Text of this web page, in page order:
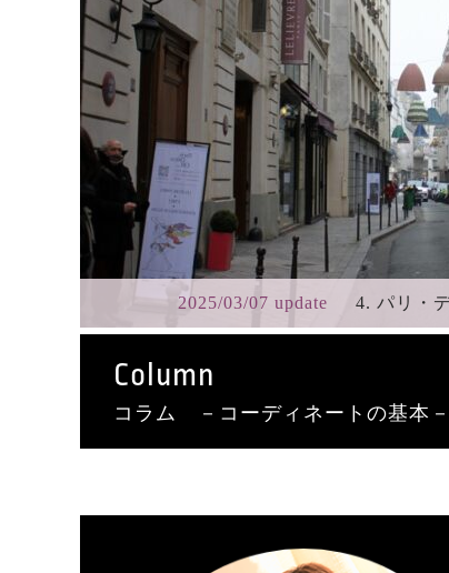
2025/03/07 update 4. パリ・
Column
コラム －コーディネートの基本－